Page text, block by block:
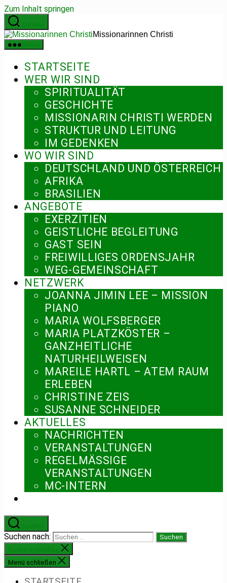
Zum Inhalt springen
Missionarinnen Christi
STARTSEITE
WER WIR SIND
SPIRITUALITÄT
GESCHICHTE
MISSIONARIN CHRISTI WERDEN
STRUKTUR UND LEITUNG
IM GEDENKEN
WO WIR SIND
DEUTSCHLAND UND ÖSTERREICH
AFRIKA
BRASILIEN
ANGEBOTE
EXERZITIEN
GEISTLICHE BEGLEITUNG
GAST SEIN
FREIWILLIGES ORDENSJAHR
WEG-GEMEINSCHAFT
NETZWERK
JOANNA JIMIN LEE – MISSION
PIANO
MARIA WOLFSBERGER
MARIA PLATZKÖSTER –
GANZHEITLICHE
NATURHEILWEISEN
MAREILE HARTL – ATEM RAUM
ERLEBEN
CHRISTINE ZEIS
SUSANNE SCHNEIDER
AKTUELLES
NACHRICHTEN
VERANSTALTUNGEN
REGELMÄSSIGE V
ERANSTALTUNGEN
MC-INTERN
Suchen nach:
Menü schließen